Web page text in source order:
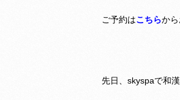
ご予約はこちらから
先日、skyspaで和